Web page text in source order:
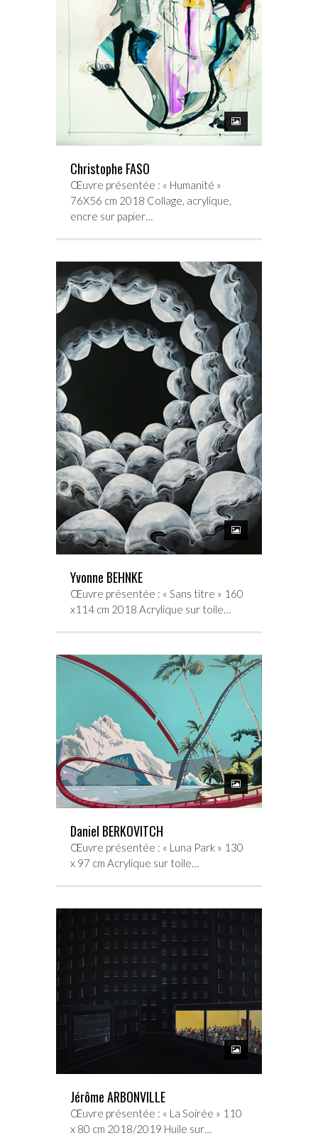
Christophe FASO
Œuvre présentée : « Humanité »
76X56 cm 2018 Collage, acrylique,
encre sur papier…
Yvonne BEHNKE
Œuvre présentée : « Sans titre » 160
x114 cm 2018 Acrylique sur toile…
Daniel BERKOVITCH
Œuvre présentée : « Luna Park » 130
x 97 cm Acrylique sur toile…
Jérôme ARBONVILLE
Œuvre présentée : « La Soirée » 110
x 80 cm 2018/2019 Huile sur…